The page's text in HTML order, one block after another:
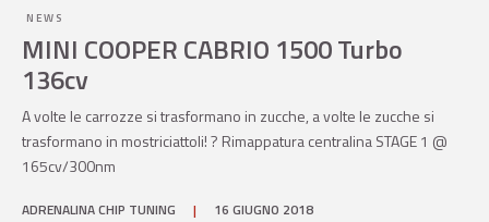
NEWS
MINI COOPER CABRIO 1500 Turbo
136cv
A volte le carrozze si trasformano in zucche, a volte le zucche si
trasformano in mostriciattoli! ? Rimappatura centralina STAGE 1 @
165cv/300nm
ADRENALINA CHIP TUNING | 16 GIUGNO 2018